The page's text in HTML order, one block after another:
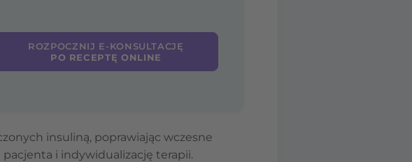
ROZPOCZNIJ E-KONSULTACJĘ
PO RECEPTĘ ONLINE
insuliną, poprawiając wczesne
i indywidualizację terapii.